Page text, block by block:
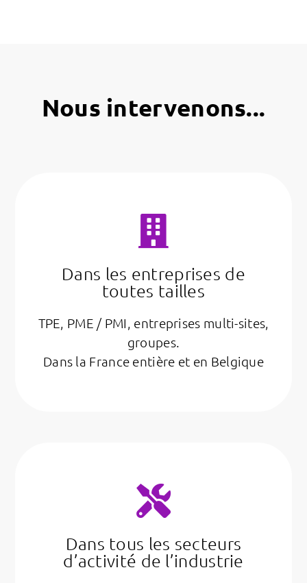
Nous intervenons...
Dans les entreprises de
toutes tailles
TPE, PME / PMI, entreprises multi-sites,
groupes.
Dans la France entière et en Belgique
Dans tous les secteurs
d’activité de l’industrie